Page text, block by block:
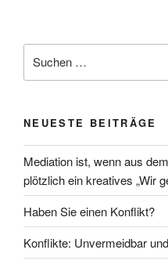
nach:
NEUESTE BEITRÄGE
Mediation ist, wenn aus
plötzlich ein kreatives „Wir
Haben Sie einen Konflikt?
Konflikte: Unvermeidbar